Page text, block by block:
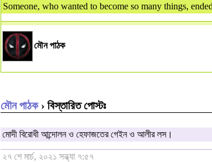
Someone, who wanted to become so many things,
মৌন পাঠক
মৌন পাঠক› বিস্তারিত পোস্টঃ
মোদী বিরোধী আন্দোলন ও হেফাজতের গেইন ও আলীর লস।
২৭ শে মার্চ, ২০২১ সন্ধ্যা ৭:৫৭